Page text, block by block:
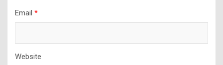
Email *
Website